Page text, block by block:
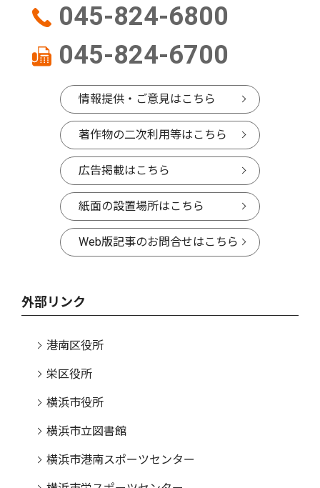
045-824-6800
045-824-6700
情報提供・ご意見はこちら
著作物の二次利用等はこちら
広告掲載はこちら
紙面の設置場所はこちら
Web版記事のお問合せはこちら
外部リンク
港南区役所
栄区役所
横浜市役所
横浜市立図書館
横浜市港南スポーツセンター